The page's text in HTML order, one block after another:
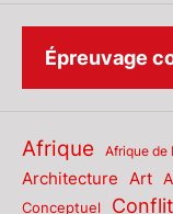
Épreuvage
Afrique Afrique de
Architecture
Art
Conceptuel Conflit